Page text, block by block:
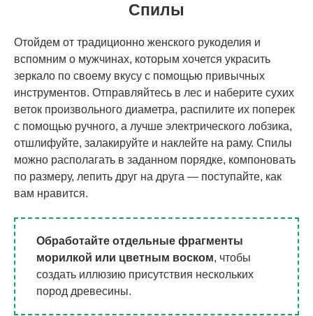
Спилы
Отойдем от традиционно женского рукоделия и
вспомним о мужчинах, которым хочется украсить
зеркало по своему вкусу с помощью привычных
инструментов. Отправляйтесь в лес и наберите сухих
веток произвольного диаметра, распилите их поперек
с помощью ручного, а лучше электрического лобзика,
отшлифуйте, залакируйте и наклейте на раму. Спилы
можно располагать в заданном порядке, компоновать
по размеру, лепить друг на друга — поступайте, как
вам нравится.
Обработайте отдельные фрагменты
морилкой или цветным воском, чтобы
создать иллюзию присутствия нескольких
пород древесины.